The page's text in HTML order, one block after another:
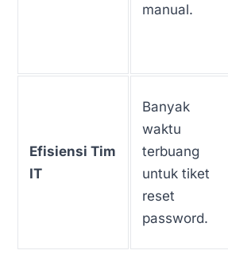
manual.
Efisiensi Tim
IT
Banyak
waktu
terbuang
untuk tiket
reset
password.